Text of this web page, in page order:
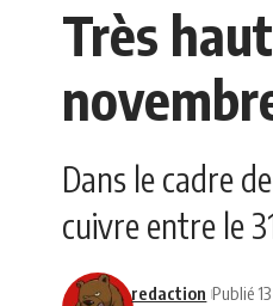
Très
Dans le cadre
cuivre entre le
redaction Publié